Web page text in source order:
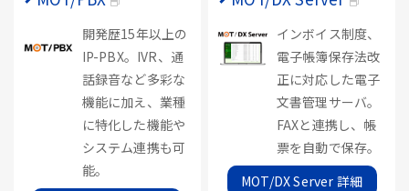
開発歴15年以上の
IP-PBX。IVR、通
話録音など多彩な
機能に加え、業種
に特化した機能や
システム連携も可
能。
インボイス制度、
電子帳簿保存法改
正に対応した電子
文書管理サーバ。
FAXと連携し、帳
票を自動で保存。
MOT/DX Server 詳細